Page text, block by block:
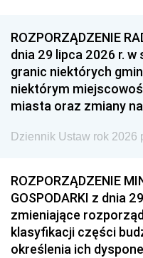
ROZPORZĄDZENIE
dnia 29 lipca 2026 r.
granic niektórych
niektórym
miasta oraz zmiany
Dziennik Ustaw rok 2026
ROZPORZĄDZENIE
GOSPODARKI z dnia
zmieniające
klasyfikacji części
określenia ich